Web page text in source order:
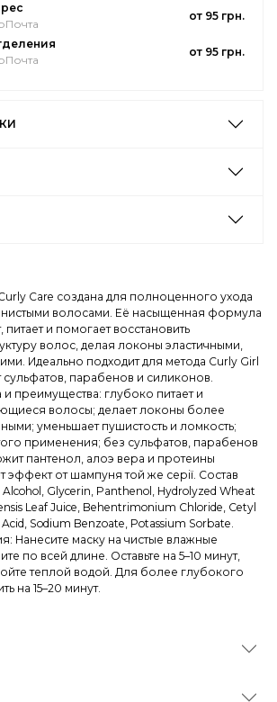
от 95 грн.
от 95 грн.
Care создана для полноценного ухода
волосами. Её насыщенная формула
и помогает восстановить
волос, делая локоны эластичными,
Идеально подходит для метода Curly Girl
сульфатов, парабенов и силиконов.
преимущества: глубоко питает и
волосы; делает локоны более
уменьшает пушистость и ломкость;
применения; без сульфатов, парабенов
пантенол, алоэ вера и протеины
эффект от шампуня той же серії. Состав
Alcohol, Glycerin, Panthenol, Hydrolyzed Wheat
Leaf Juice, Behentrimonium Chloride, Cetyl
Sodium Benzoate, Potassium Sorbate.
Нанесите маску на чистые влажные
по всей длине. Оставьте на 5–10 минут,
теплой водой. Для более глубокого
на 15–20 минут.